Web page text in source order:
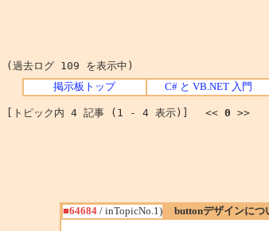
(過去ログ 109 を表示中)
掲示板トップ C# と VB.NET 入門
[トピック内 4 記事 (1 - 4 表示)] << 0 >>
■64684/ inTopicNo.1)
buttonデザインにつ